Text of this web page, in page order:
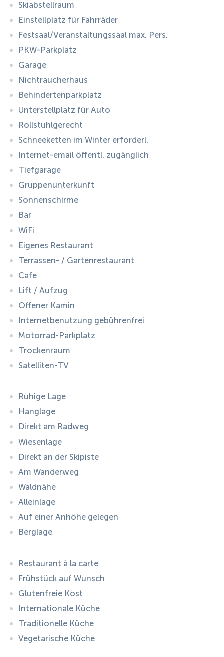
ÖFFNUNGSZEITEN jezz Alm:
informiere Dich über die aktuellen
Öffnungszeiten auf unserer Homepage
Skiabstellraum
Einstellplatz für Fahrräder
Festsaal/Veranstaltungssaal max. Pers.
PKW-Parkplatz
Garage
Nichtraucherhaus
Behindertenparkplatz
Unterstellplatz für Auto
Rollstuhlgerecht
Schneeketten im Winter erforderl.
Internet-email öffentl. zugänglich
Tiefgarage
Gruppenunterkunft
Sonnenschirme
Bar
WiFi
Eigenes Restaurant
Terrassen- / Gartenrestaurant
Cafe
Lift / Aufzug
Offener Kamin
Internetbenutzung gebührenfrei
Motorrad-Parkplatz
Trockenraum
Satelliten-TV
Ruhige Lage
Hanglage
Direkt am Radweg
Wiesenlage
Direkt an der Skipiste
Am Wanderweg
Waldnähe
Alleinlage
Auf einer Anhöhe gelegen
Berglage
Restaurant à la carte
Frühstück auf Wunsch
Glutenfreie Kost
Internationale Küche
Traditionelle Küche
Vegetarische Küche